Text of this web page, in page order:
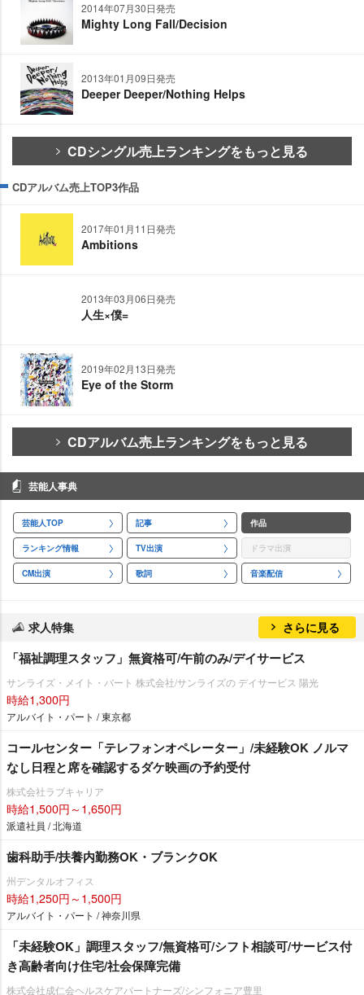
2014年07月30日発売
Mighty Long Fall/Decision
2013年01月09日発売
Deeper Deeper/Nothing Helps
CDシングル売上ランキングをもっと見る
CDアルバム売上TOP3作品
2017年01月11日発売
Ambitions
2013年03月06日発売
人生×僕=
2019年02月13日発売
Eye of the Storm
CDアルバム売上ランキングをもっと見る
芸能人事典
芸能人TOP 記事 作品
ランキング情報 TV出演 ドラマ出演
CM出演 歌詞 音楽配信
求人特集 さらに見る
「福祉調理スタッフ」無資格可/午前のみ/デイサービス
サンライズ・メイト・バート 株式会社/サンライズの デイサービス 陽光
時給1,300円
アルバイト・パート / 東京都
コールセンター「テレフォンオペレーター」/未経験OK ノルマ
なし日程と席を確認するダケ映画の予約受付
株式会社ラブキャリア
時給1,500円～1,650円
派遣社員 / 北海道
歯科助手/扶養内勤務OK・ブランクOK
州デンタルオフィス
時給1,250円～1,500円
アルバイト・パート / 神奈川県
「未経験OK」調理スタッフ/無資格可/シフト相談可/サービス付
き高齢者向け住宅/社会保障完備
株式会社成仁会ヘルスケアパートナーズ/シンフォニア豊里